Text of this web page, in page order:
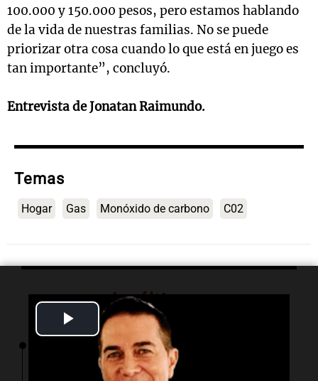
Play
Video
100.000 y 150.000 pesos, pero estamos hablando
de la vida de nuestras familias. No se puede
priorizar otra cosa cuando lo que está en juego es
tan importante”, concluyó.
Entrevista de Jonatan Raimundo.
Temas
Hogar Gas Monóxido de carbono C02
Lo último
Clima en Tucumán: cómo seguirá el tiempo
este jueves 6 de agosto